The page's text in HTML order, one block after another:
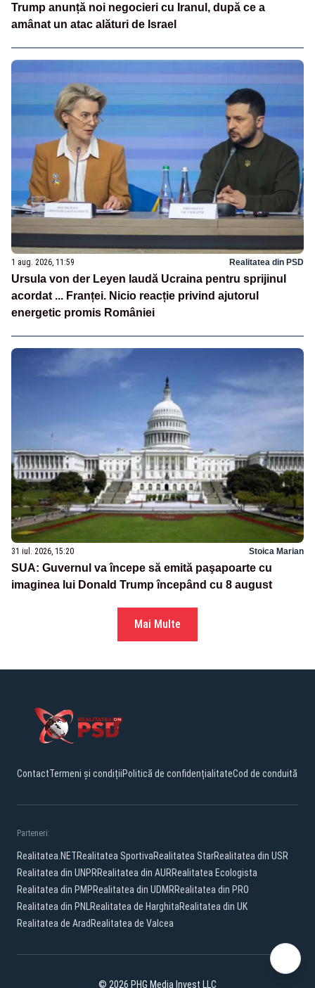
Trump anunță noi negocieri cu Iranul, după ce a
amânat un atac alături de Israel
1 aug. 2026, 11:59 Realitatea din PSD
Ursula von der Leyen laudă Ucraina pentru sprijinul
acordat ... Franței. Nicio reacție privind ajutorul
energetic promis României
31 iul. 2026, 15:20 Stoica Marian
SUA: Guvernul va începe să emită paşapoarte cu
imaginea lui Donald Trump începând cu 8 august
Mai Multe
ContactTermeni și condițiiPolitică de confidențialitateCod de conduită
Parteneri:
Realitatea.NETRealitatea SportivaRealitatea StarRealitatea din USR
Realitatea din UNPRRealitatea din AURRealitatea Ecologista
Realitatea din PMPRealitatea din UDMRRealitatea din PRO
Realitatea din PNLRealitatea de HarghitaRealitatea din UK
Realitatea de Arad Realitatea de Valcea
© 2026 PHG Media Invest LLC